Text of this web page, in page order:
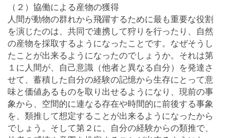
（２）協働による産物の獲得
人間が動物の群れから飛躍するために最も重要な役割
を演じたのは、共同で連携して狩りを行ったり、自然
の産物を採取するようになったことです。なぜそうし
たことが出来るようになったのでしょうか。それは第
１に人間が、自己意識（他者と異なる自分）を発達さ
せて、蓄積した自分の経験の記憶から生存にとって意
味と価値あるものを取り出せるようになり、現前の事
象から、空間的に連なる存在や時間的に前後する事象
を、類推して想定することが出来るようになったから
でしょう。そして第２に、自分の経験からの類推で、